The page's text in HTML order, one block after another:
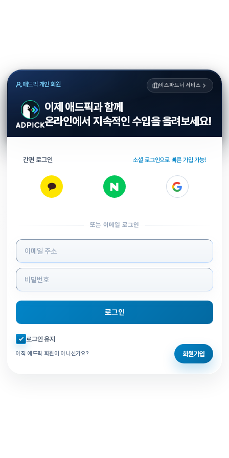
애드픽 개인 회원 비즈파트너 서비스
이제 애드픽과 함께
온라인에서 지속적인 수입을 올려보세요!
간편 로그인 소셜 로그인으로 빠른 가입 가능!
또는 이메일 로그인
로그인 정보 입력
로그인
자동로그인 체크
로그인 유지
아직 애드픽 회원이 아니신가요? 회원가입